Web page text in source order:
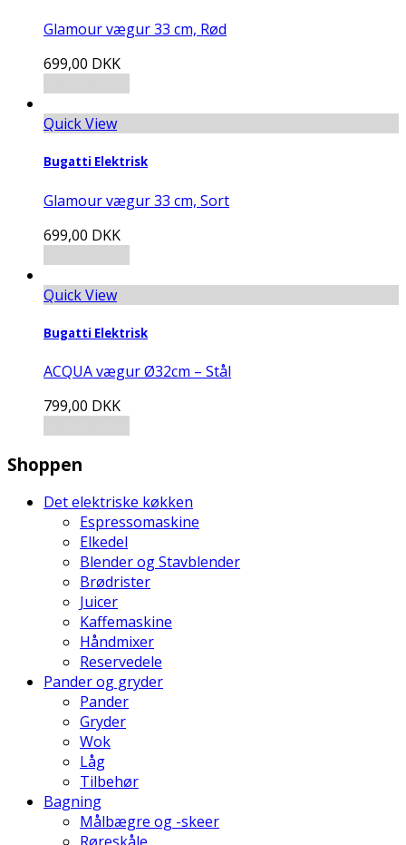
Glamour vægur 33 cm, Rød
699,00 DKK
Quick View
Bugatti Elektrisk
Glamour vægur 33 cm, Sort
699,00 DKK
Quick View
Bugatti Elektrisk
ACQUA vægur Ø32cm – Stål
799,00 DKK
Shoppen
Det elektriske køkken
Espressomaskine
Elkedel
Blender og Stavblender
Brødrister
Juicer
Kaffemaskine
Håndmixer
Reservedele
Pander og gryder
Pander
Gryder
Wok
Låg
Tilbehør
Bagning
Målbægre og -skeer